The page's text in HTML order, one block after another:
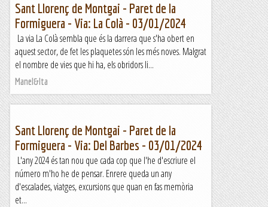
Sant Llorenç de Montgai - Paret de la
Formiguera - Via: La Colà - 03/01/2024
La via La Colà sembla que és la darrera que s'ha obert en
aquest sector, de fet les plaquetes són les més noves. Malgrat
el nombre de vies que hi ha, els obridors li...
Manel&Ita
Sant Llorenç de Montgai - Paret de la
Formiguera - Via: Del Barbes - 03/01/2024
L'any 2024 és tan nou que cada cop que l'he d'escriure el
número m'ho he de pensar. Enrere queda un any
d'escalades, viatges, excursions que quan en fas memòria
et...